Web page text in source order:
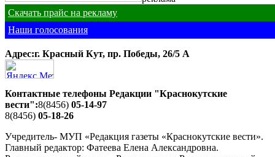
Скачать прайс на рекламу
Наши голосования
Адрес:г. Красный Кут, пр. Победы, 26/5 A
Контактные телефоны Редакции "Краснокутские
вести":8(8456) 05-14-97
8(8456) 05-18-26
Учредитель- МУП «Редакция газеты «Краснокутские вести».
Главный редактор: Фатеева Елена Александровна.